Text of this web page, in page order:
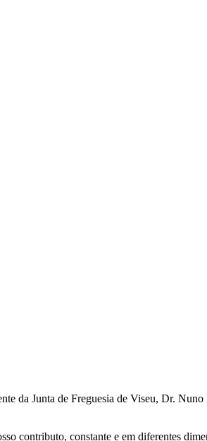
da Junta de Freguesia de Viseu, Dr.
contributo, constante e em diferentes